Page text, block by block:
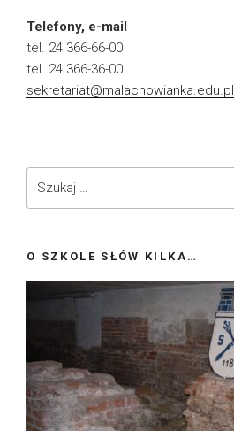
Telefony, e-mail
tel. 24 366-66-00
tel. 24 366-36-00
sekretariat@malachowianka.edu.pl
O SZKOLE SŁÓW KILKA…